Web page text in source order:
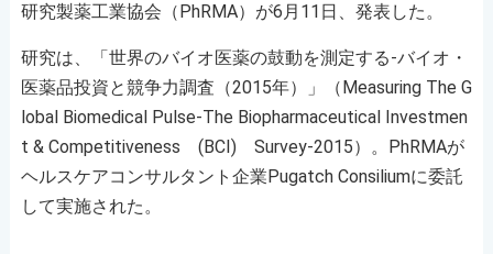
研究製薬工業協会（PhRMA）が6月11日、発表した。
研究は、「世界のバイオ医薬の鼓動を測定する‐バイオ・
医薬品投資と競争力調査（2015年）」（Measuring The G
lobal Biomedical Pulse-The Biopharmaceutical Investmen
t & Competitiveness (BCI) Survey-2015）。PhRMAが
ヘルスケアコンサルタント企業Pugatch Consiliumに委託
して実施された。